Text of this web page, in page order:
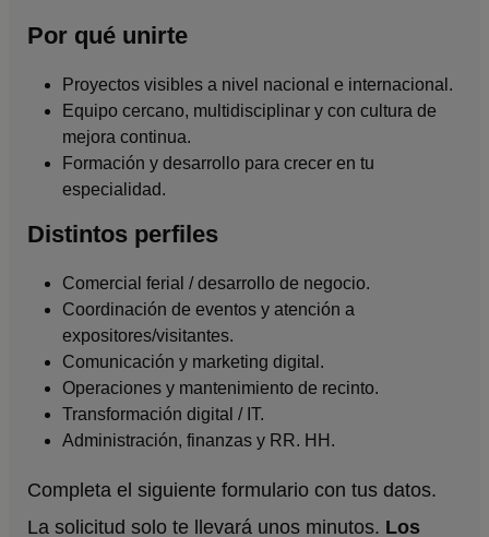
Por qué unirte
Proyectos visibles a nivel nacional e internacional.
Equipo cercano, multidisciplinar y con cultura de
mejora continua.
Formación y desarrollo para crecer en tu
especialidad.
Distintos perfiles
Comercial ferial / desarrollo de negocio.
Coordinación de eventos y atención a
expositores/visitantes.
Comunicación y marketing digital.
Operaciones y mantenimiento de recinto.
Transformación digital / IT.
Administración, finanzas y RR. HH.
Completa el siguiente formulario con tus datos.
La solicitud solo te llevará unos minutos. Los